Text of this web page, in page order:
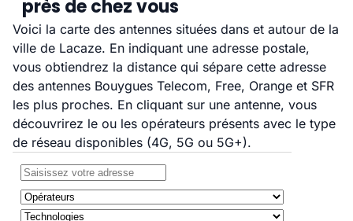
près de chez vous
Voici la carte des antennes situées dans et autour de la
ville de Lacaze. En indiquant une adresse postale,
vous obtiendrez la distance qui sépare cette adresse
des antennes Bouygues Telecom, Free, Orange et SFR
les plus proches. En cliquant sur une antenne, vous
découvrirez le ou les opérateurs présents avec le type
de réseau disponibles (4G, 5G ou 5G+).